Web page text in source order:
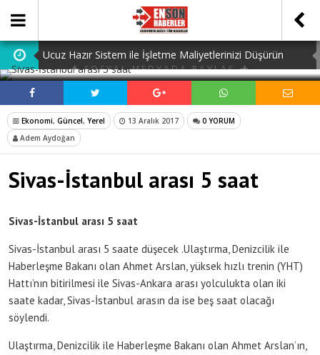
Ucuz Hazır Sistem ile İşletme Maliyetlerinizi Düşürün
Navigating Istanbul: The Essential Guide to Airport
Transfer Istanbul Airport
Ankara Kız Yurtları: Eğitimde Başarı İçin İdeal Ortam
Understanding Your Rights: Canadianow Statutory
Holidays Explained
Dijital Ürün Pasaportu Firmaları: En İyi 10 Şirket
SOSYAL MEDYADA PAYLAŞ
Ekonomi, Güncel, Yerel 13 Aralık 2017
0 YORUM
Adem Aydoğan
Sivas-İstanbul arası 5 saat
Sivas-İstanbul arası 5 saat
Sivas-İstanbul arası 5 saate düşecek .Ulaştırma, Denizcilik ile
Haberleşme Bakanı olan Ahmet Arslan, yüksek hızlı trenin (YHT)
Hattı’nın bitirilmesi ile Sivas-Ankara arası yolculukta olan iki
saate kadar, Sivas-İstanbul arasın da ise beş saat olacağı
söylendi.
Ulaştırma, Denizcilik ile Haberleşme Bakanı olan Ahmet Arslan’ın,